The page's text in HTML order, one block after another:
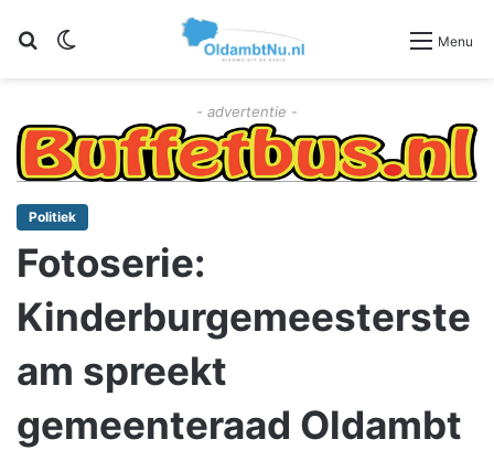
Zoeken Menu
- advertentie -
Politiek
Fotoserie:
Kinderburgemeesterste
am spreekt
gemeenteraad Oldambt